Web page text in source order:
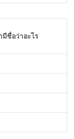
ชื่อว่าอะไร